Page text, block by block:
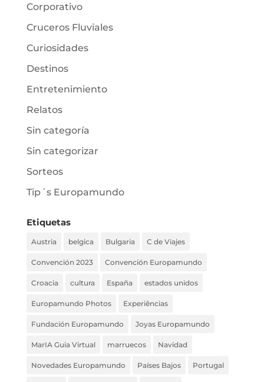
Corporativo
Cruceros Fluviales
Curiosidades
Destinos
Entretenimiento
Relatos
Sin categoría
Sin categorizar
Sorteos
Tip´s Europamundo
Etiquetas
Austria belgica Bulgaria C de Viajes
Convención 2023 Convención Europamundo
Croacia cultura España estados unidos
Europamundo Photos Experiências
Fundación Europamundo Joyas Europamundo
MarIA Guia Virtual marruecos Navidad
Novedades Europamundo Países Bajos Portugal